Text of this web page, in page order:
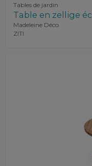
Tables de jardin
Table en zellige
Madeleine Déco
ZITI